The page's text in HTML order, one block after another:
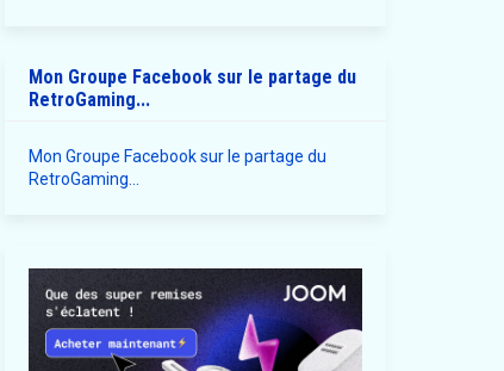
Mon Groupe Facebook sur le partage du
RetroGaming...
Mon Groupe Facebook sur le partage du
RetroGaming...